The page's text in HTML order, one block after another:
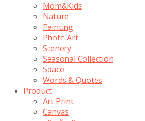
Mom&Kids
Nature
Painting
Photo Art
Scenery
Seasonal Collection
Space
Words & Quotes
Product
Art Print
Canvas